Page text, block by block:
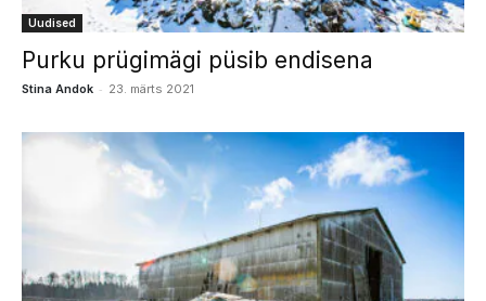
Uudised
Purku prügimägi püsib endisena
Stina Andok - 23. märts 2021